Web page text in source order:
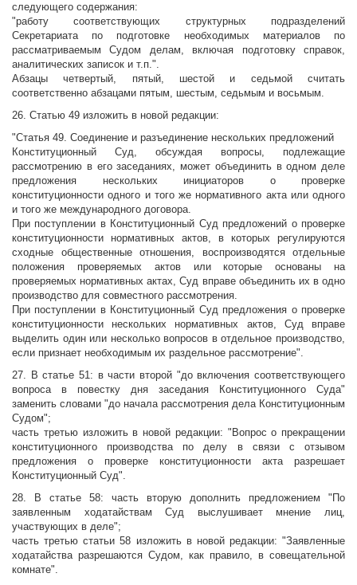
следующего содержания:
"работу соответствующих структурных подразделений
Секретариата по подготовке необходимых материалов по
рассматриваемым Судом делам, включая подготовку справок,
аналитических записок и т.п.".
Абзацы четвертый, пятый, шестой и седьмой считать
соответственно абзацами пятым, шестым, седьмым и восьмым.
26. Статью 49 изложить в новой редакции:
"Статья 49. Соединение и разъединение нескольких предложений
Конституционный Суд, обсуждая вопросы, подлежащие
рассмотрению в его заседаниях, может объединить в одном деле
предложения нескольких инициаторов о проверке
конституционности одного и того же нормативного акта или одного
и того же международного договора.
При поступлении в Конституционный Суд предложений о проверке
конституционности нормативных актов, в которых регулируются
сходные общественные отношения, воспроизводятся отдельные
положения проверяемых актов или которые основаны на
проверяемых нормативных актах, Суд вправе объединить их в одно
производство для совместного рассмотрения.
При поступлении в Конституционный Суд предложения о проверке
конституционности нескольких нормативных актов, Суд вправе
выделить один или несколько вопросов в отдельное производство,
если признает необходимым их раздельное рассмотрение".
27. В статье 51: в части второй "до включения соответствующего
вопроса в повестку дня заседания Конституционного Суда"
заменить словами "до начала рассмотрения дела Конституционным
Судом";
часть третью изложить в новой редакции: "Вопрос о прекращении
конституционного производства по делу в связи с отзывом
предложения о проверке конституционности акта разрешает
Конституционный Суд".
28. В статье 58: часть вторую дополнить предложением "По
заявленным ходатайствам Суд выслушивает мнение лиц,
участвующих в деле";
часть третью статьи 58 изложить в новой редакции: "Заявленные
ходатайства разрешаются Судом, как правило, в совещательной
комнате".